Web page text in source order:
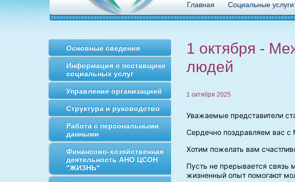
Главная Социальные
Основные сведения
Информация о поставщике
социальных услуг
Управление организацией
Структура и руководство
Работа с персональными
данными
Финансово-хозяйственная
деятельность АНО ЦСОН
"ЖИЗНЬ"
1 октября -
людей
1 октября 2025
Уважаемые представители
Сердечно поздравляем вас
Хотим пожелать вам
Пусть не прерывается
жизненный опыт помогают